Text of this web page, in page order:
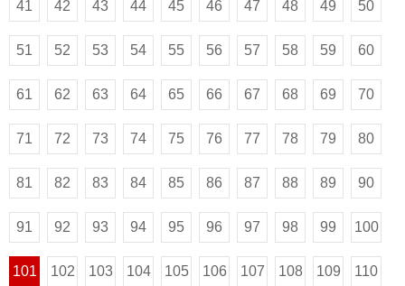
41 42 43 44 45 46 47 48 49 50
51 52 53 54 55 56 57 58 59 60
61 62 63 64 65 66 67 68 69 70
71 72 73 74 75 76 77 78 79 80
81 82 83 84 85 86 87 88 89 90
91 92 93 94 95 96 97 98 99 100
101 102 103 104 105 106 107 108 109 110